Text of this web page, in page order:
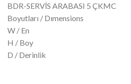
BDR-SERVİS ARABASI 5 ÇKMC
Boyutları / Dımensions
W / En
H / Boy
D / Derinlik